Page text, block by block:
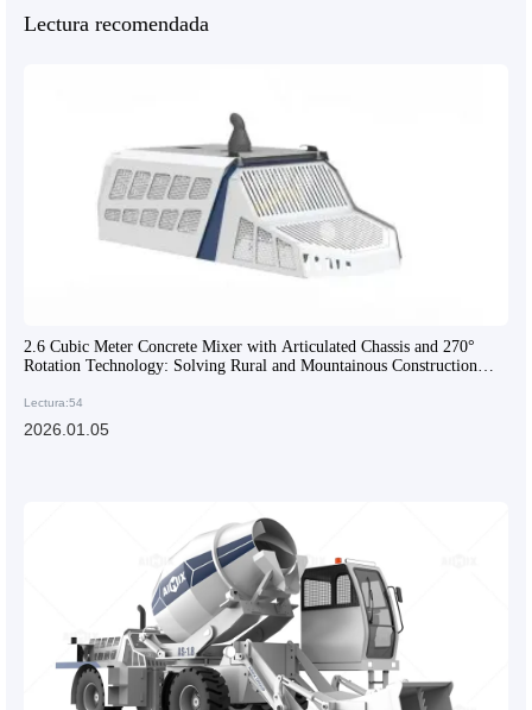
Lectura recomendada
2.6 Cubic Meter Concrete Mixer with Articulated Chassis and 270°
Rotation Technology: Solving Rural and Mountainous Construction
Lectura:54
2026.01.05